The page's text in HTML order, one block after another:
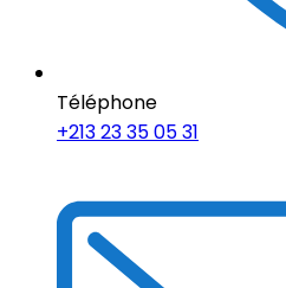
Téléphone
+213 23 35 05 31